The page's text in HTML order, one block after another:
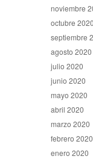
noviembre
octubre 2020
septiembre
agosto 2020
julio 2020
junio 2020
mayo 2020
abril 2020
marzo 2020
febrero 2020
enero 2020